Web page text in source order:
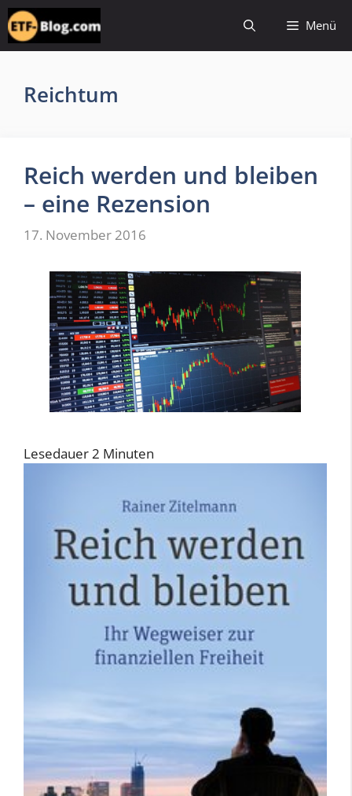
Zum
Inhalt
springen
Menü
Reichtum
Reich werden und bleiben
– eine Rezension
17. November 2016
Lesedauer2 Minuten